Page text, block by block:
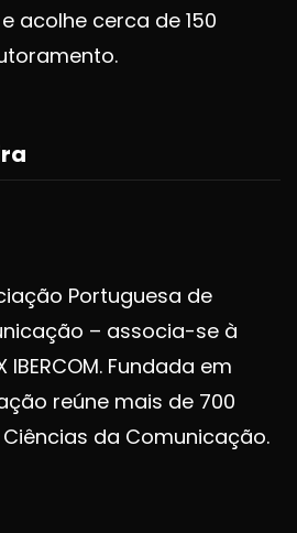
acolhe cerca de 150
Portuguesa de
– associa-se à
Fundada em
reúne mais de 700
da Comunicação.